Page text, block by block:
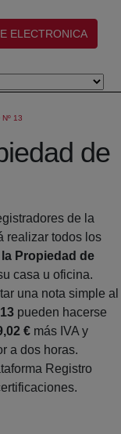
en nueva ventana)
ELECTRONICA
Nº 13
de
de la
realizar todos los
Propiedad de
casa u oficina.
una nota simple al
pueden hacerse
€ más IVA y
a dos horas.
Registro